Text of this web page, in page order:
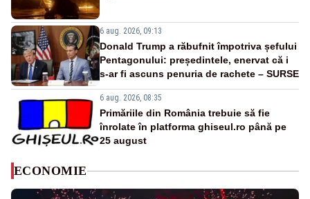
6 aug. 2026, 09:13
Donald Trump a răbufnit împotriva șefului
Pentagonului: președintele, enervat că i
s-ar fi ascuns penuria de rachete – SURSE
6 aug. 2026, 08:35
Primăriile din România trebuie să fie
înrolate în platforma ghiseul.ro până pe
25 august
ECONOMIE